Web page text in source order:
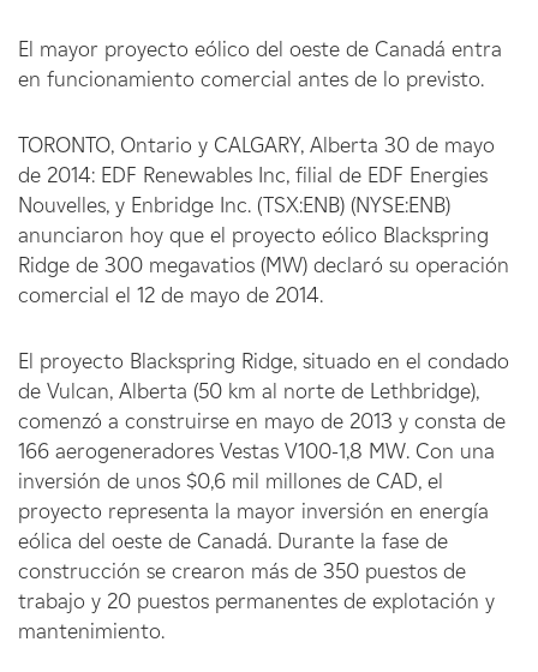
El mayor proyecto eólico del oeste de Canadá entra
en funcionamiento comercial antes de lo previsto.
TORONTO, Ontario y CALGARY, Alberta 30 de mayo
de 2014: EDF Renewables Inc, filial de EDF Energies
Nouvelles, y Enbridge Inc. (TSX:ENB) (NYSE:ENB)
anunciaron hoy que el proyecto eólico Blackspring
Ridge de 300 megavatios (MW) declaró su operación
comercial el 12 de mayo de 2014.
El proyecto Blackspring Ridge, situado en el condado
de Vulcan, Alberta (50 km al norte de Lethbridge),
comenzó a construirse en mayo de 2013 y consta de
166 aerogeneradores Vestas V100-1,8 MW. Con una
inversión de unos $0,6 mil millones de CAD, el
proyecto representa la mayor inversión en energía
eólica del oeste de Canadá. Durante la fase de
construcción se crearon más de 350 puestos de
trabajo y 20 puestos permanentes de explotación y
mantenimiento.